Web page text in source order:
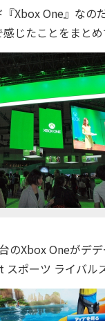
One』なの
じたことをまとめ
Xbox Oneがデ
ポーツ ライバル